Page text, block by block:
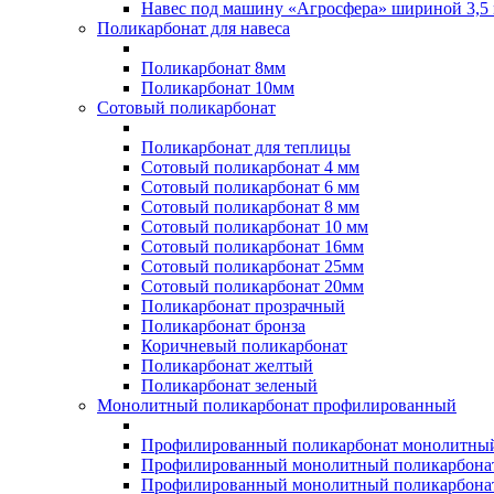
Навес под машину «Агросфера» шириной 3,5
Поликарбонат для навеса
Поликарбонат 8мм
Поликарбонат 10мм
Сотовый поликарбонат
Поликарбонат для теплицы
Сотовый поликарбонат 4 мм
Сотовый поликарбонат 6 мм
Сотовый поликарбонат 8 мм
Сотовый поликарбонат 10 мм
Сотовый поликарбонат 16мм
Сотовый поликарбонат 25мм
Сотовый поликарбонат 20мм
Поликарбонат прозрачный
Поликарбонат бронза
Коричневый поликарбонат
Поликарбонат желтый
Поликарбонат зеленый
Монолитный поликарбонат профилированный
Профилированный поликарбонат
Профилированный монолитный
Профилированный монолитный